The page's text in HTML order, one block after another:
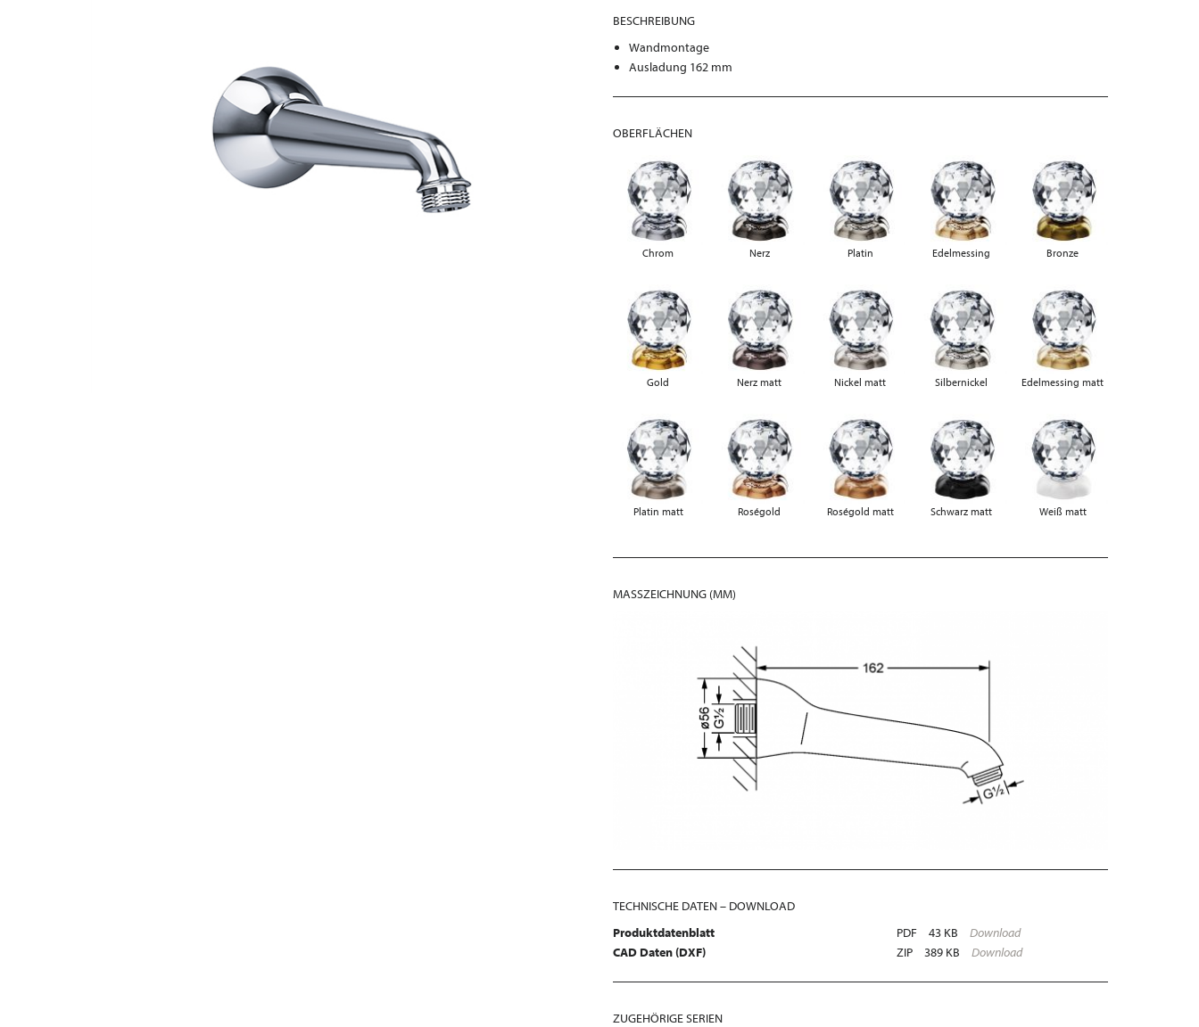
BESCHREIBUNG
Wandmontage
Ausladung 162 mm
OBERFLÄCHEN
Chrom Nerz Platin Edelmessing Bronze
Gold Nerz matt Nickel matt Silbernickel Edelmessing matt
Platin matt Roségold Roségold matt Schwarz matt Weiß matt
MASSZEICHNUNG (MM)
TECHNISCHE DATEN – DOWNLOAD
Produktdatenblatt
PDF 43 KB
Download
CAD Daten (DXF)
ZIP 389 KB Download
ZUGEHÖRIGE SERIEN